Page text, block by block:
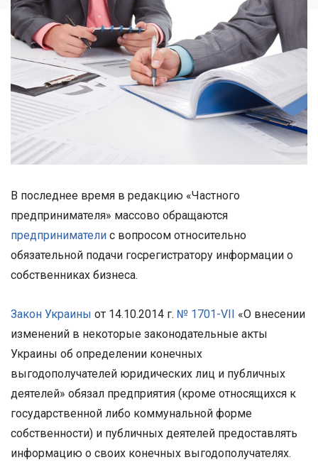
В последнее время в редакцию «Частного
предпринимателя» массово обращаются
предприниматели с вопросом относительно
обязательной подачи госрегистратору информации о
собственниках бизнеса.
Закон Украины от 14.10.2014 г. № 1701-VII «О внесении
изменений в некоторые законодательные акты
Украины об определении конечных
выгодополучателей юридических лиц и публичных
деятелей» обязал предприятия (кроме относящихся к
государственной либо коммунальной форме
собственности) и публичных деятелей предоставлять
информацию о своих конечных выгодополучателях.